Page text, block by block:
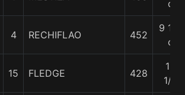
c
4 RECHIFLAO 452
9 1/2
c
15 FLEDGE 428
12
1/4